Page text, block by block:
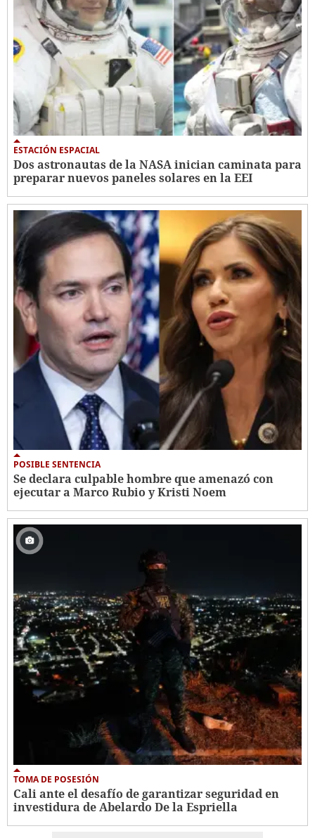
ESTACIÓN ESPACIAL
Dos astronautas de la NASA inician caminata para
preparar nuevos paneles solares en la EEI
POSIBLE SENTENCIA
Se declara culpable hombre que amenazó con
ejecutar a Marco Rubio y Kristi Noem
TOMA DE POSESIÓN
Cali ante el desafío de garantizar seguridad en
investidura de Abelardo De la Espriella